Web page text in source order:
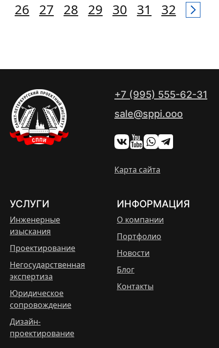
26
27 28 29 30 31 32
+7 (995) 555-62-31
sale@sppi.ooo
Карта сайта
УСЛУГИ
Инженерные
изыскания
Проектирование
Негосударственная
экспертиза
Юридическое
сопровождение
Дизайн-
проектирование
ИНФОРМАЦИЯ
О компании
Портфолио
Новости
Блог
Контакты